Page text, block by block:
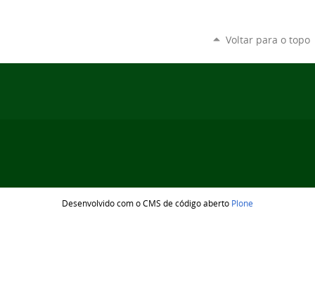
Voltar para o topo
Desenvolvido com o CMS de código aberto Plone